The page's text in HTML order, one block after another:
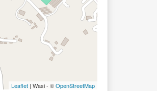
Leaflet | Wasi - ©OpenStreetMap